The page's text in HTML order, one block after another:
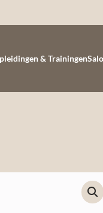
& Trainingen